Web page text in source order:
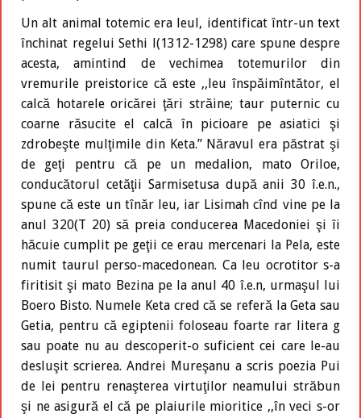
Un alt animal totemic era leul, identificat într-un text
închinat regelui Sethi l(1312-1298) care spune despre
acesta, amintind de vechimea totemurilor din
vremurile preistorice că este ,,leu înspăimîntător, el
calcă hotarele oricărei ţări străine; taur puternic cu
coarne răsucite el calcă în picioare pe asiatici şi
zdrobeşte mulţimile din Keta.” Năravul era păstrat şi
de geţi pentru că pe un medalion, mato Oriloe,
conducătorul cetăţii Sarmisetusa după anii 30 î.e.n.,
spune că este un tînăr leu, iar Lisimah cînd vine pe la
anul 320(T 20) să preia conducerea Macedoniei şi îi
hăcuie cumplit pe geţii ce erau mercenari la Pela, este
numit taurul perso-macedonean. Ca leu ocrotitor s-a
firitisit şi mato Bezina pe la anul 40 î.e.n, urmaşul lui
Boero Bisto. Numele Keta cred că se referă la Geta sau
Getia, pentru că egiptenii foloseau foarte rar litera g
sau poate nu au descoperit-o suficient cei care le-au
desluşit scrierea. Andrei Mureşanu a scris poezia Pui
de lei pentru renaşterea virtuţilor neamului străbun
şi ne asigură el că pe plaiurile mioritice ,,în veci s-or